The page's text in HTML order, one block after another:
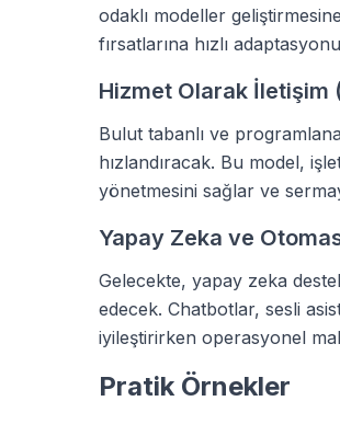
odaklı modeller
fırsatlarına hızlı
Hizmet Olarak İletişim
Bulut tabanlı ve
hızlandıracak. Bu model,
yönetmesini sağlar ve
Yapay Zeka ve
Gelecekte, yapay zeka
edecek. Chatbotlar, sesli
iyileştirirken operasyonel
Pratik Örnekler